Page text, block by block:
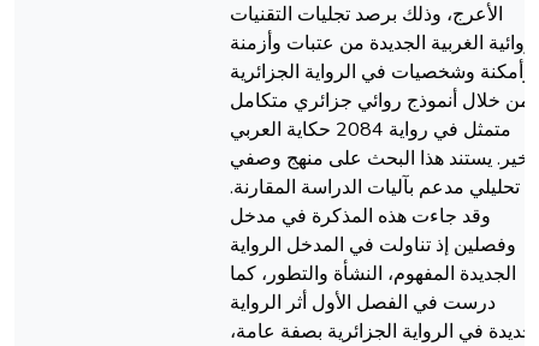
الأعرج، وذلك برصد تجليات التقنيات
الغربية الجديدة من عتبات وأزمنة
وأمكنة وشخصيات في الرواية الجزائرية
من خلال أنموذج روائي جزائري متكامل
متمثل في رواية 2084 حكاية العربي
يستند هذا البحث على منهج وصفي
تحليلي مدعم بآليات الدراسة المقارنة.
وقد جاءت هذه المذكرة في مدخل
وفصلين إذ تناولت في المدخل الرواية
الجديدة المفهوم، النشأة والتطور، كما
درست في الفصل الأول أثر الرواية
في الرواية الجزائرية بصفة عامة،